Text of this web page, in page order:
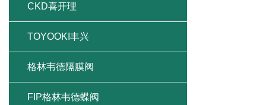
CKD喜开理
TOYOOKI丰兴
格林韦德隔膜阀
FIP格林韦德蝶阀